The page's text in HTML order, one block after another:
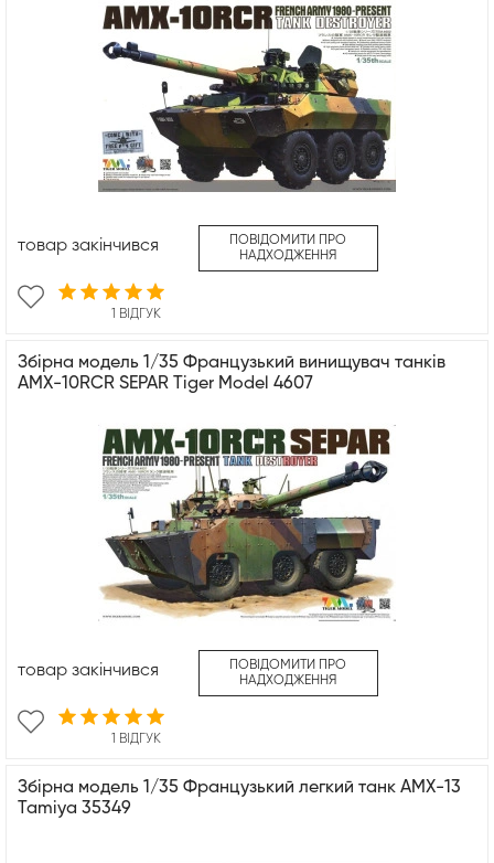
1 ВІДГУК
товар закінчився
ПОВІДОМИТИ ПРО
НАДХОДЖЕННЯ
Збірна модель 1/35 Французький винищувач танків
AMX-10RCR SEPAR Tiger Model 4607
1 ВІДГУК
товар закінчився
ПОВІДОМИТИ ПРО
НАДХОДЖЕННЯ
Збірна модель 1/35 Французький легкий танк AMX-13
Tamiya 35349